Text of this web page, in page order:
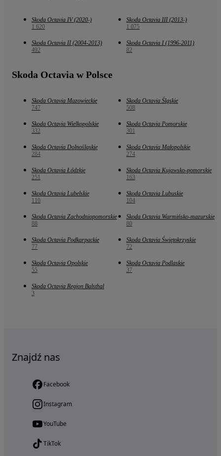
Skoda Octavia IV (2020-)
1 620
Skoda Octavia III (2013-)
1 075
Skoda Octavia II (2004-2013)
492
Skoda Octavia I (1996-2011)
82
Skoda Octavia w Polsce
Skoda Octavia Mazowieckie
747
Skoda Octavia Śląskie
508
Skoda Octavia Wielkopolskie
332
Skoda Octavia Pomorskie
301
Skoda Octavia Dolnośląskie
284
Skoda Octavia Małopolskie
274
Skoda Octavia Łódzkie
251
Skoda Octavia Kujawsko-pomorskie
163
Skoda Octavia Lubelskie
110
Skoda Octavia Lubuskie
104
Skoda Octavia Zachodniopomorskie
88
Skoda Octavia Warmińsko-mazurskie
80
Skoda Octavia Podkarpackie
77
Skoda Octavia Świętokrzyskie
72
Skoda Octavia Opolskie
55
Skoda Octavia Podlaskie
37
Skoda Octavia Region Balsthal
3
Znajdź nas
Facebook
Instagram
YouTube
TikTok